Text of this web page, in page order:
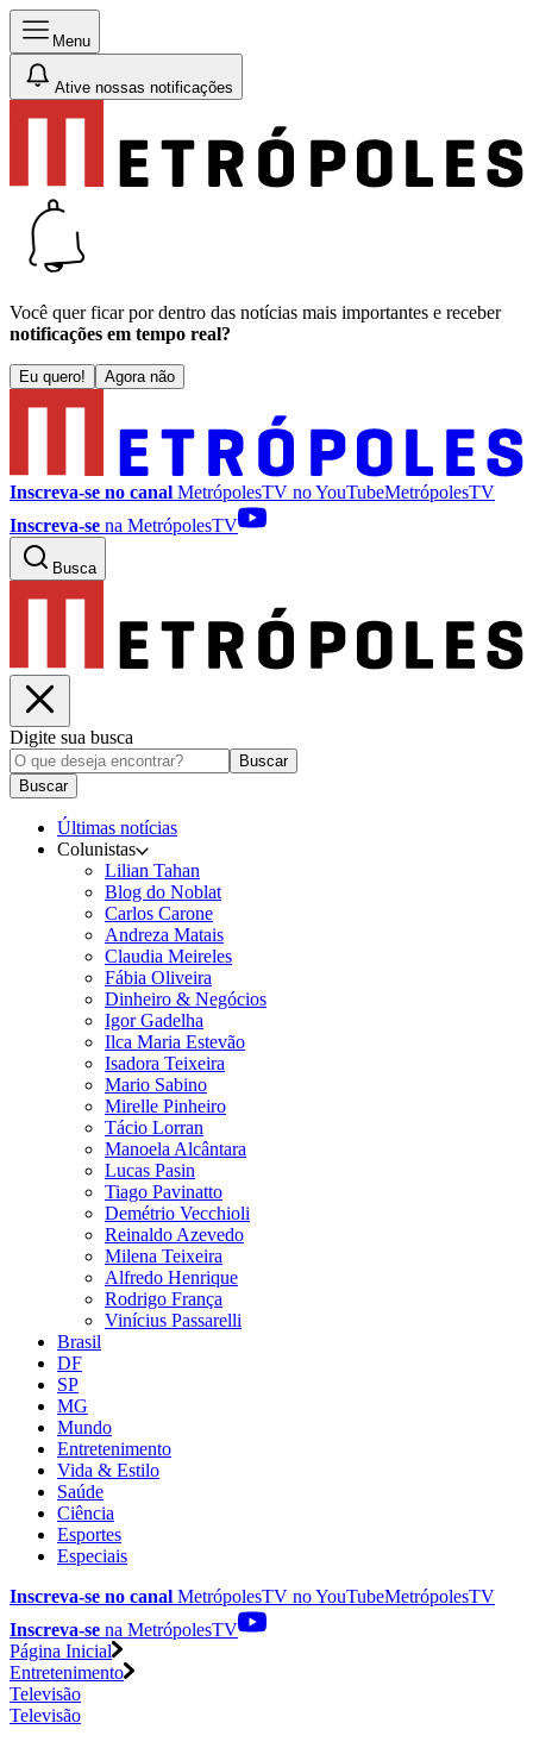
Menu
Ative nossas notificações
Você quer ficar por dentro das notícias mais importantes e receber
notificações em tempo real?
Eu quero! Agora não
Inscreva-se no canal MetrópolesTV noYouTubeMetrópolesTV
Inscreva-se na MetrópolesTV
Busca
Digite sua busca
Buscar
Buscar
Últimas notícias
Colunistas
Lilian Tahan
Blog do Noblat
Carlos Carone
Andreza Matais
Claudia Meireles
Fábia Oliveira
Dinheiro & Negócios
Igor Gadelha
Ilca Maria Estevão
Isadora Teixeira
Mario Sabino
Mirelle Pinheiro
Tácio Lorran
Manoela Alcântara
Lucas Pasin
Tiago Pavinatto
Demétrio Vecchioli
Reinaldo Azevedo
Milena Teixeira
Alfredo Henrique
Rodrigo França
Vinícius Passarelli
Brasil
DF
SP
MG
Mundo
Entretenimento
Vida & Estilo
Saúde
Ciência
Esportes
Especiais
Inscreva-se no canal MetrópolesTV noYouTubeMetrópolesTV
Inscreva-se na MetrópolesTV
Página Inicial
Entretenimento
Televisão
Televisão